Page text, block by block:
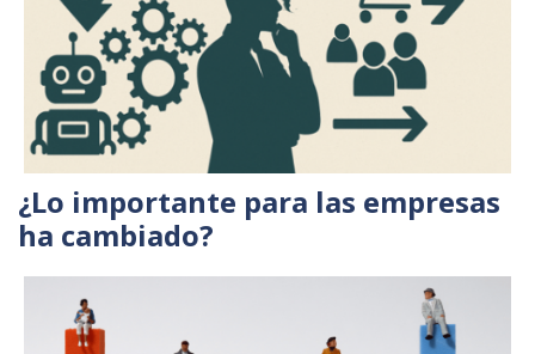
¿Lo importante para las empresas
ha cambiado?